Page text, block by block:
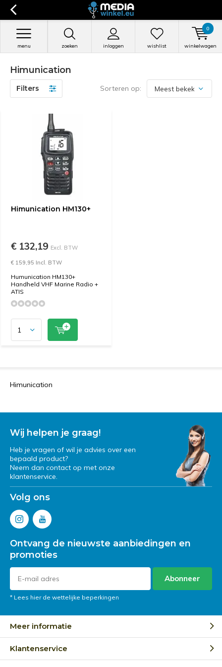
zoeken inloggen
menu wishlist winkelwagen
0
Himunication
Filters Sorteren op:
Himunication HM130+
€ 132,19 Excl. BTW
€ 159,95 Incl. BTW
Humunication HM130+
Handheld VHF Marine Radio +
ATIS
Himunication
Wij helpen je graag!
Heb je vragen of wil je advies over een
bepaald product?
Neem dan contact op met onze
klantenservice.
Volg ons
Ontvang de nieuwste aanbiedingen en
promoties
Abonneer
* Lees hier de wettelijke beperkingen
Meer informatie
Klantenservice